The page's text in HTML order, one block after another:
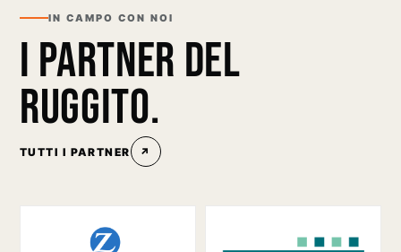
IN CAMPO CON NOI
I PARTNER DEL
RUGGITO.
TUTTI I PARTNER ↗